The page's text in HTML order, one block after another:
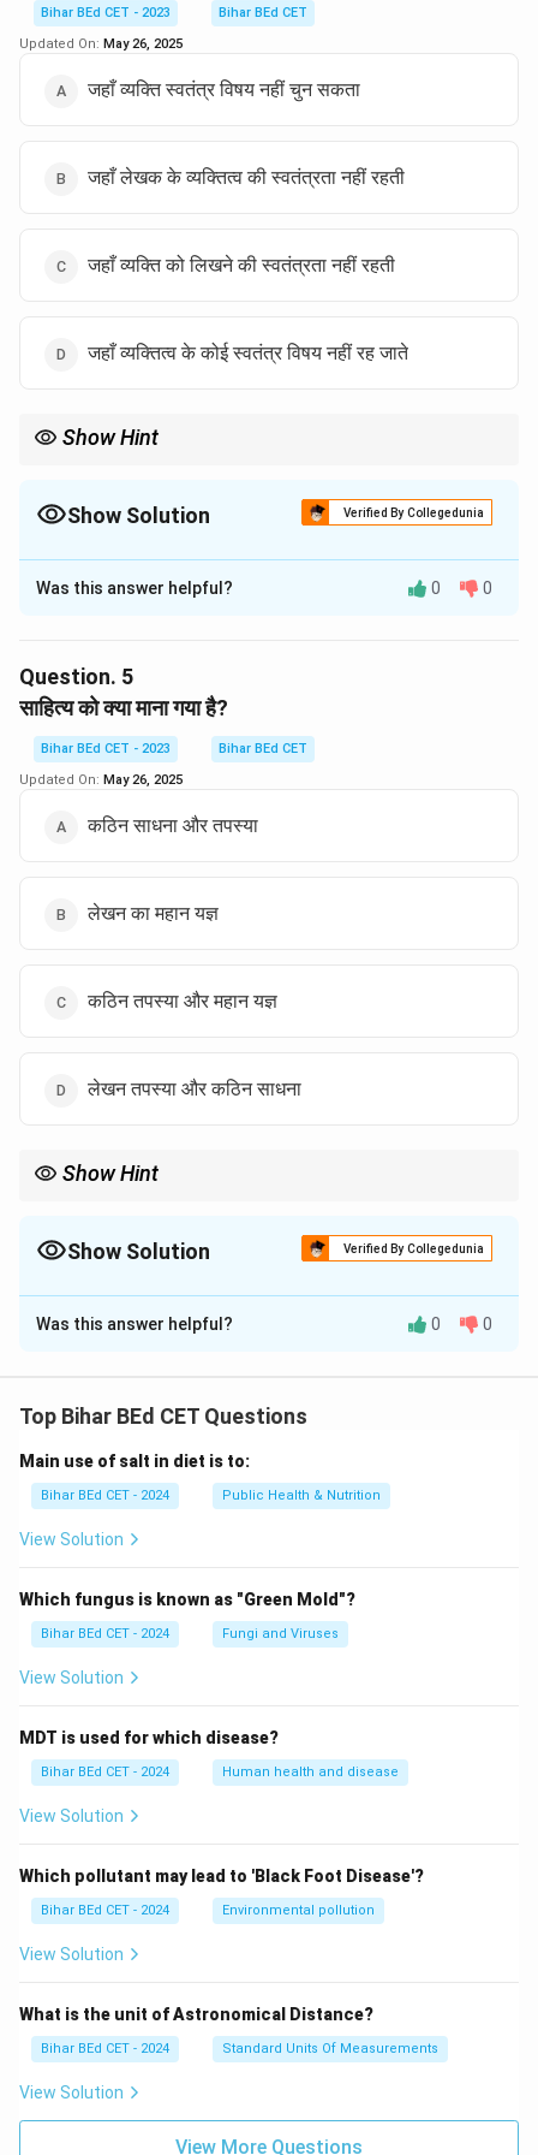
Download Solution in PDF
Bihar BEd CET - 2023
Bihar BEd CET
Updated On: May 26, 2025
जहाँ व्यक्ति स्वतंत्र विषय नहीं चुन सकता
जहाँ लेखक के व्यक्तित्व की स्वतंत्रता नहीं रहती
जहाँ व्यक्ति को लिखने की स्वतंत्रता नहीं रहती
जहाँ व्यक्तित्व के कोई स्वतंत्र विषय नहीं रह जाते
Show Hint
Show Solution Verified By Collegedunia
The Correct Option isD
Solution and Explanation
रूप से कोई विषय नहीं चुन सकता। यहाँ लेखक को अपने भावनात्मक
और मानसिक स्तर से प्रेरणा मिलती है, और विषय स्वतः ही चयनित
होते हैं। इसलिए, सही उत्तर "जहाँ व्यक्तित्व के कोई स्वतंत्र विषय नहीं
रह जाते" है।
Download Solution in PDF
Was this answer helpful? 0 0
Question. 5
साहित्य को क्या माना गया है?
Bihar BEd CET - 2023
Bihar BEd CET
Updated On: May 26, 2025
कठिन साधना और तपस्या
लेखन का महान यज्ञ
कठिन तपस्या और महान यज्ञ
लेखन तपस्या और कठिन साधना
Show Hint
Show Solution Verified By Collegedunia
The Correct Option isC
Solution and Explanation
कठिन तपस्या और महान यज्ञ माना गया है, क्योंकि इसे साधना और
उत्तर "कठिन तपस्या और महान यज्ञ" है।
Was this answer helpful? 0 0
Top Bihar BEd CET Questions
Main use of salt in diet is to:
Bihar BEd CET - 2024 Public Health & Nutrition
View Solution
Which fungus is known as "Green Mold"?
Bihar BEd CET - 2024 Fungi and Viruses
View Solution
MDT is used for which disease?
Bihar BEd CET - 2024 Human health and disease
View Solution
Which pollutant may lead to 'Black Foot Disease'?
Bihar BEd CET - 2024 Environmental pollution
View Solution
What is the unit of Astronomical Distance?
Bihar BEd CET - 2024 Standard Units Of Measurements
View Solution
View More Questions